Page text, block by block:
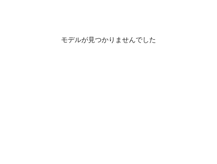
モデルが見つかりませんでした